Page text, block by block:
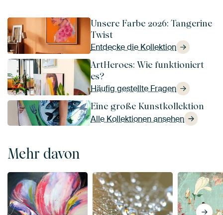
Unsere Farbe 2026: Tangerine
Twist
Entdecke die Kollektion
ArtHeroes: Wie funktioniert
es?
Häufig gestellte Fragen
Eine große Kunstkollektion
Alle Kollektionen ansehen
Mehr davon